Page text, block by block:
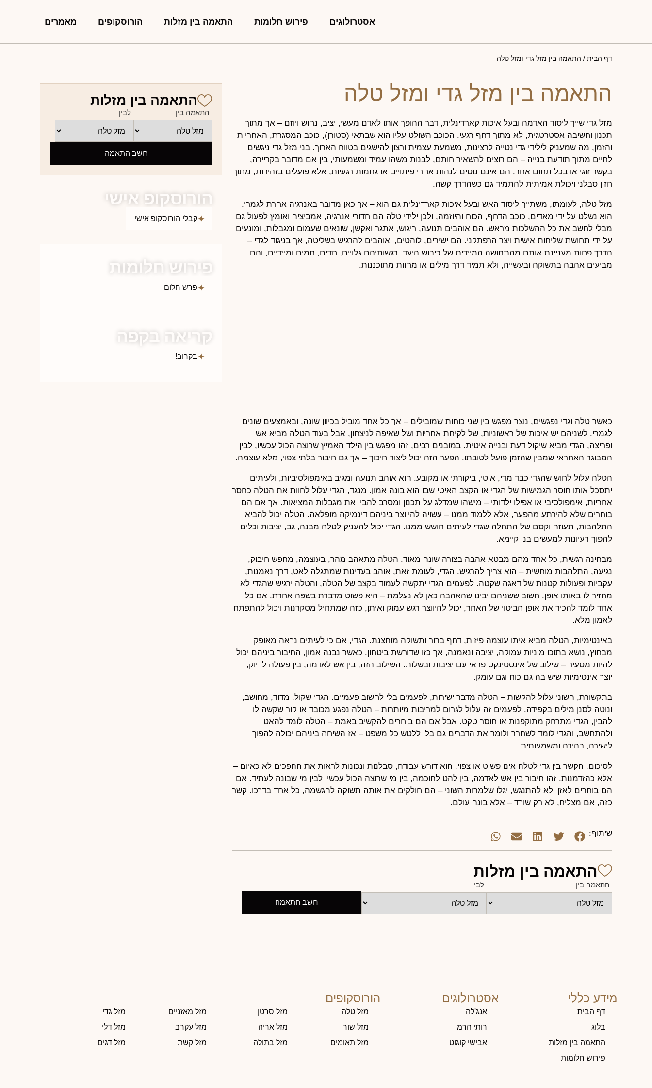
אסטרולוגים פירוש חלומות התאמה בין מזלות הורוסקופים מאמרים
דף הבית / התאמה בין מזל גדי ומזל טלה
התאמה בין מזל גדי ומזל טלה
מזל גדי שייך ליסוד האדמה ובעל איכות קארדינלית, דבר ההופך אותו לאדם מעשי, יציב, נחוש ויוזם – אך מתוך
תכנון וחשיבה אסטרטגית, לא מתוך דחף רגעי. הכוכב השולט עליו הוא שבתאי (סטורן), כוכב המסגרת, האחריות
והזמן, מה שמעניק לילידי גדי נטייה לרצינות, משמעת עצמית ורצון להישגים בטווח הארוך. בני מזל גדי ניגשים
לחיים מתוך תודעת בנייה – הם רוצים להשאיר חותם, לבנות משהו עמיד ומשמעותי, בין אם מדובר בקריירה,
בקשר זוגי או בכל תחום אחר. הם אינם נוטים לנהות אחרי פיתויים או גחמות רגעיות, אלא פועלים בזהירות, מתוך
חזון סבלני ויכולת אמיתית להתמיד גם כשהדרך קשה.
מזל טלה, לעומתו, משתייך ליסוד האש ובעל איכות קארדינלית גם הוא – אך כאן מדובר באנרגיה אחרת לגמרי.
הוא נשלט על ידי מאדים, כוכב הדחף, הכוח והיוזמה, ולכן ילידי טלה הם חדורי אנרגיה, אמביציה ואומץ לפעול גם
מבלי לחשב את כל ההשלכות מראש. הם אוהבים תנועה, ריגוש, אתגר ואקשן, שונאים שעמום ומגבלות, ומונעים
על ידי תחושת שליחות אישית ויצר הרפתקני. הם ישירים, לוהטים, ואוהבים להרגיש בשליטה, אך בניגוד לגדי –
הדרך פחות מעניינת אותם מהתחושה המיידית של כיבוש היעד. רגשותיהם גלויים, חדים, חמים ומיידיים, והם
מביעים אהבה בתשוקה ובעשייה, ולא תמיד דרך מילים או מחוות מתוכננות.
כאשר טלה וגדי נפגשים, נוצר מפגש בין שני כוחות שמובילים – אך כל אחד מוביל בכיוון שונה, ובאמצעים שונים
לגמרי. לשניהם יש איכות של ראשוניות, של לקיחת אחריות ושל שאיפה לניצחון, אבל בעוד הטלה מביא אש
ופריצה, הגדי מביא שיקול דעת ובנייה איטית. במובנים רבים, זהו מפגש בין הילד האמיץ שרוצה הכול עכשיו, לבין
המבוגר האחראי שמבין שהזמן פועל לטובתו. הפער הזה יכול ליצור חיכוך – אך גם חיבור בלתי צפוי, מלא עוצמה.
הטלה עלול לחוש שהגדי כבד מדי, איטי, ביקורתי או מקובע. הוא אוהב תנועה ומגיב באימפולסיביות, ולעיתים
יתסכל אותו חוסר הגמישות של הגדי או הקצב האיטי שבו הוא בונה אמון. מנגד, הגדי עלול לחוות את הטלה כחסר
אחריות, אימפולסיבי או אפילו ילדותי – מישהו שמדלג על תכנון ומסרב להבין את מגבלות המציאות. אך אם הם
בוחרים שלא להירתע מהפער, אלא ללמוד ממנו – עשויה להיווצר ביניהם דינמיקה מופלאה. הטלה יכול להביא
התלהבות, תעוזה וקסם של התחלה שגדי לעיתים חושש ממנו. הגדי יכול להעניק לטלה מבנה, גב, יציבות וכלים
להפוך רעיונות למעשים בני קיימא.
מבחינה רגשית, כל אחד מהם מבטא אהבה בצורה שונה מאוד. הטלה מתאהב מהר, בעוצמה, מחפש חיבוק,
נגיעה, התלהבות מוחשית – הוא צריך להרגיש. הגדי, לעומת זאת, אוהב בעדינות שמתגלה לאט, דרך נאמנות,
עקביות ופעולות קטנות של דאגה שקטה. לפעמים הגדי יתקשה לעמוד בקצב של הטלה, והטלה ירגיש שהגדי לא
מחזיר לו באותו אופן. חשוב ששניהם יבינו שהאהבה כאן לא נעלמת – היא פשוט מדברת בשפה אחרת. אם כל
אחד לומד להכיר את אופן הביטוי של האחר, יכול להיווצר רגש עמוק ואיתן, כזה שמתחיל מסקרנות ויכול להתפתח
לאמון מלא.
באינטימיות, הטלה מביא איתו עוצמה פיזית, דחף ברור ותשוקה מוחצנת. הגדי, אם כי לעיתים נראה מאופק
מבחוץ, נושא בתוכו מיניות עמוקה, יציבה ונאמנה, אך כזו שדורשת ביטחון. כאשר נבנה אמון, החיבור ביניהם יכול
להיות מסעיר – שילוב של אינסטינקט פראי עם יציבות ובשלות. השילוב הזה, בין אש לאדמה, בין פעולה לדיוק,
יוצר אינטימיות שיש בה גם כוח וגם עומק.
בתקשורת, השוני עלול להקשות – הטלה מדבר ישירות, לפעמים בלי לחשוב פעמיים. הגדי שקול, מדוד, מחושב,
ונוטה לסנן מילים בקפידה. לפעמים זה עלול לגרום למריבות מיותרות – הטלה נפגע מכובד או קור שקשה לו
להבין, הגדי מתרחק מתוקפנות או חוסר טקט. אבל אם הם בוחרים להקשיב באמת – הטלה לומד להאט
ולהתחשב, והגדי לומד לשחרר ולומר את הדברים גם בלי ללטש כל משפט – אז השיחה ביניהם יכולה להפוך
לישירה, בהירה ומשמעותית.
לסיכום, הקשר בין גדי לטלה אינו פשוט או צפוי. הוא דורש עבודה, סבלנות ונכונות לראות את ההפכים לא כאיום –
אלא כהזדמנות. זהו חיבור בין אש לאדמה, בין להט לחוכמה, בין מי שרוצה הכול עכשיו לבין מי שבונה לעתיד. אם
הם בוחרים לאזן ולא להתנגש, יגלו שלמרות השוני – הם חולקים את אותה תשוקה להגשמה, כל אחד בדרכו. קשר
כזה, אם מצליח, לא רק שורד – אלא בונה עולם.
שיתוף:
התאמה בין מזלות
התאמה בין לבין
חשב התאמה
התאמה בין מזלות
התאמה בין לבין
חשב התאמה
הורוסקופ אישי
קבלי הורוסקופ אישי
פירוש חלומות
פרש חלום
קריאה בקפה
בקרוב!
מידע כללי
דף הבית
בלוג
התאמה בין מזלות
פירוש חלומות
אסטרולוגים
אנג'לה
רותי הרמן
אבישי קוגוט
הורוסקופים
מזל טלה
מזל שור
מזל תאומים
מזל סרטן
מזל אריה
מזל בתולה
מזל מאזניים
מזל עקרב
מזל קשת
מזל גדי
מזל דלי
מזל דגים